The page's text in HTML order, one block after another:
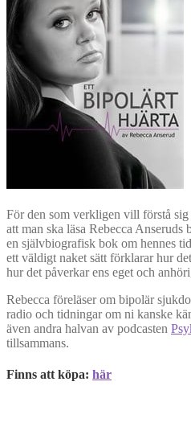
För den som verkligen vill förstå
att man ska läsa Rebecca
en självbiografisk bok om hennes
ett väldigt naket sätt förklarar hur
hur det påverkar ens eget och
Rebecca föreläser om bipolär
radio och tidningar om ni kanske
även andra halvan av podcasten
tillsammans.
Finns att köpa: här